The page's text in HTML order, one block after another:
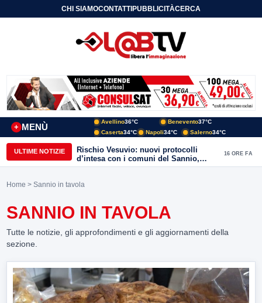
CHI SIAMOCONTATTIPUBBLICITÀCERCA
MENÙ
+
Avellino36°C Benevento37°C
Caserta34°C Napoli34°C Salerno34°C
ULTIME NOTIZIE
Rischio Vesuvio: nuovi protocolli
d’intesa con i comuni del Sannio,
firmato il protocollo con Arpaise
16 ORE FA
Home > Sannio in tavola
SANNIO IN TAVOLA
Tutte le notizie, gli approfondimenti e gli aggiornamenti della
sezione.